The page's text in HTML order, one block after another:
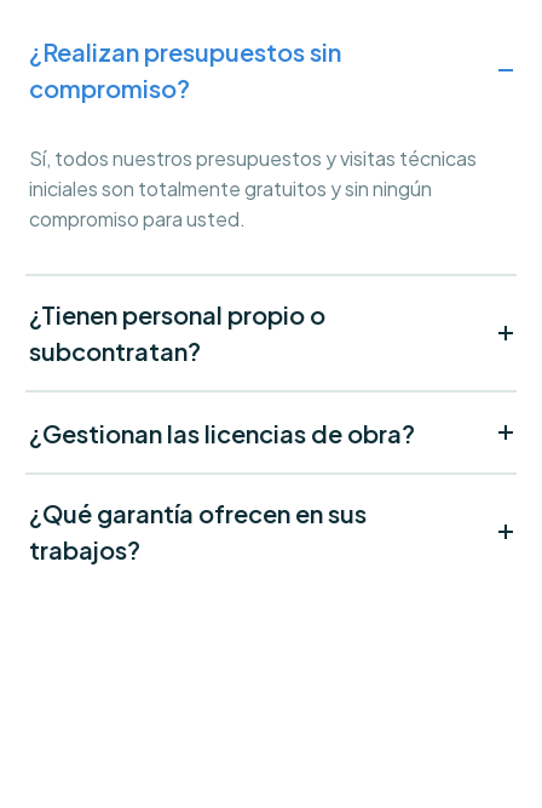
¿Realizan presupuestos sin
compromiso?
Sí, todos nuestros presupuestos y visitas técnicas
iniciales son totalmente gratuitos y sin ningún
compromiso para usted.
¿Tienen personal propio o
subcontratan?
¿Gestionan las licencias de obra?
¿Qué garantía ofrecen en sus
trabajos?